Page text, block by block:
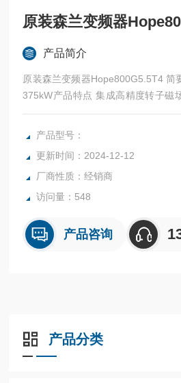
原装森兰变频器
产品简介
原装森兰变频器Hope800G5.5T4 简
375kW产品特点 集成高精度转子磁
有290%的瞬时转矩控制能力
产品型号：
更新时间：2024-12-12
厂商性质：经销商
访问量：548
产品咨询
产品分类